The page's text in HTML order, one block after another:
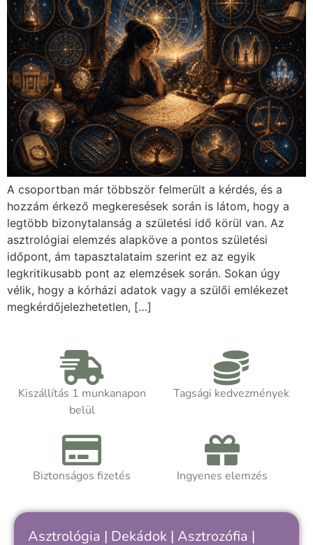
A csoportban már többször felmerült a kérdés, és a
hozzám érkező megkeresések során is látom, hogy a
legtöbb bizonytalanság a születési idő körül van. Az
asztrológiai elemzés alapköve a pontos születési
időpont, ám tapasztalataim szerint ez az egyik
legkritikusabb pont az elemzések során. Sokan úgy
vélik, hogy a kórházi adatok vagy a szülői emlékezet
megkérdőjelezhetetlen, […]
Kiszállítás 1 munkanapon
belül
Tagsági kedvezmények
Biztonságos fizetés Ingyenes elemzés
Asztrológia | Dekádok | Asztrozófia |